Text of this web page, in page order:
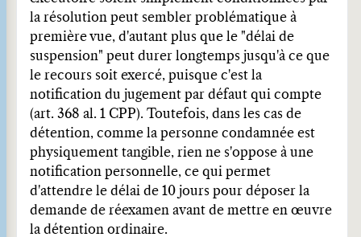
la résolution peut sembler problématique à
première vue, d'autant plus que le "délai de
suspension" peut durer longtemps jusqu'à ce que
le recours soit exercé, puisque c'est la
notification du jugement par défaut qui compte
(art. 368 al. 1 CPP). Toutefois, dans les cas de
détention, comme la personne condamnée est
physiquement tangible, rien ne s'oppose à une
notification personnelle, ce qui permet
d'attendre le délai de 10 jours pour déposer la
demande de réexamen avant de mettre en œuvre
la détention ordinaire.